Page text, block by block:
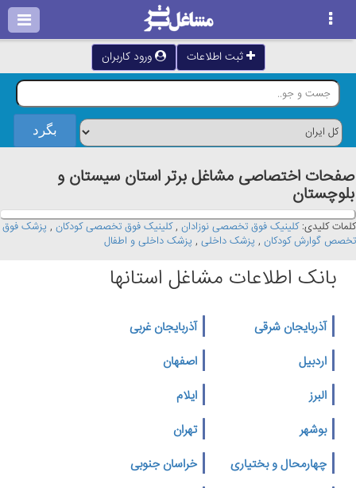
ثبت اطلاعات ورود کاربران
صفحات اختصاصی مشاغل برتر استان سيستان و
بلوچستان
کلمات کلیدی:کلینیک فوق تخصصی نوزادان ,کلینیک فوق تخصصی کودکان , پزشک فوق
تخصص گوارش کودکان , پزشک داخلی , پزشک داخلی و اطفال
بانک اطلاعات مشاغل استانها
آذربایجان شرقی
آذربایجان غربی
اردبیل
اصفهان
البرز
ایلام
بوشهر
تهران
چهارمحال و بختیاری
خراسان جنوبی